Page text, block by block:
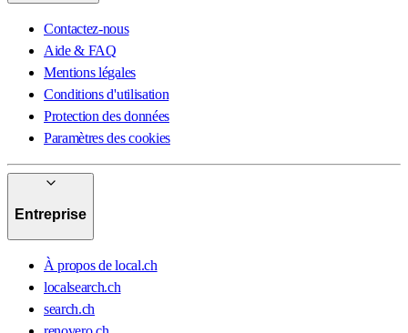
Contactez-nous
Aide & FAQ
Mentions légales
Conditions d'utilisation
Protection des données
Paramètres des cookies
Entreprise
À propos de local.ch
localsearch.ch
search.ch